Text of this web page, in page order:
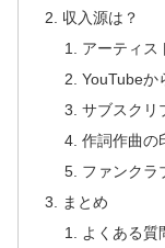
収入源は？
アーティス
YouTubeか
サブスクリ
作詞作曲の
ファンクラ
まとめ
よくある質